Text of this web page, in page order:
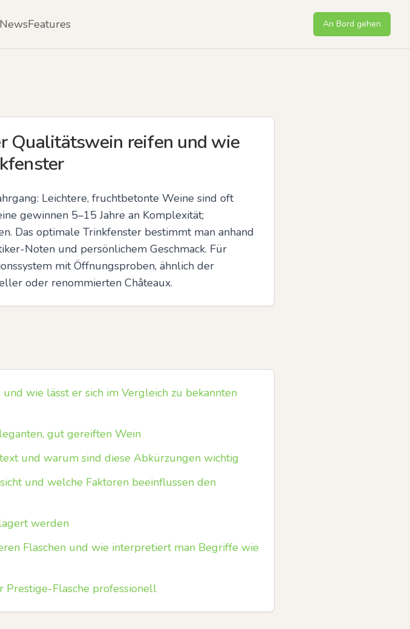
Features An Bord gehen
Qualitätswein reifen und wie
Leichtere, fruchtbetonte Weine sind oft
gewinnen 5–15 Jahre an Komplexität;
Das optimale Trinkfenster bestimmt man anhand
Noten und persönlichem Geschmack. Für
mit Öffnungsproben, ähnlich der
oder renommierten Châteaux.
wie lässt er sich im Vergleich zu bekannten
gut gereiften Wein
und warum sind diese Abkürzungen wichtig
und welche Faktoren beeinflussen den
werden
Flaschen und wie interpretiert man Begriffe wie
Flasche professionell